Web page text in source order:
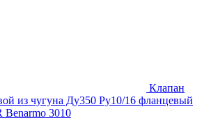
Клапан
из чугуна Ду350 Ру10/16 фланцевый
3010